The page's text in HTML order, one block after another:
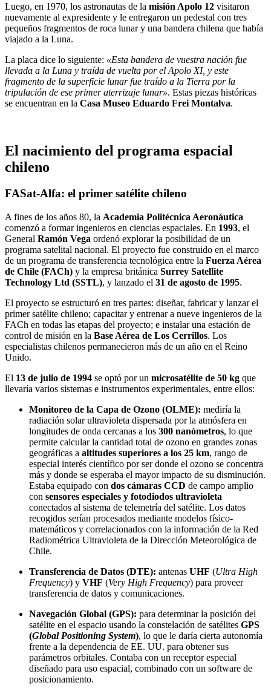
Luego, en 1970, los astronautas de la misión Apolo 12 visitaron
nuevamente al expresidente y le entregaron un pedestal con tres
pequeños fragmentos de roca lunar y una bandera chilena que había
viajado a la Luna.
La placa dice lo siguiente: «Esta bandera de vuestra nación fue
llevada a la Luna y traída de vuelta por el Apolo XI, y este
fragmento de la superficie lunar fue traído a la Tierra por la
tripulación de ese primer aterrizaje lunar». Estas piezas históricas
se encuentran en la Casa Museo Eduardo Frei Montalva.
El nacimiento del programa espacial
chileno
FASat-Alfa: el primer satélite chileno
A fines de los años 80, la Academia Politécnica Aeronáutica
comenzó a formar ingenieros en ciencias espaciales. En 1993, el
General Ramón Vega ordenó explorar la posibilidad de un
programa satelital nacional. El proyecto fue construido en el marco
de un programa de transferencia tecnológica entre la Fuerza Aérea
de Chile (FACh) y la empresa británica Surrey Satellite
Technology Ltd (SSTL), y lanzado el 31 de agosto de 1995.
El proyecto se estructuró en tres partes: diseñar, fabricar y lanzar el
primer satélite chileno; capacitar y entrenar a nueve ingenieros de la
FACh en todas las etapas del proyecto; e instalar una estación de
control de misión en la Base Aérea de Los Cerrillos. Los
especialistas chilenos permanecieron más de un año en el Reino
Unido.
El 13 de julio de 1994 se optó por un microsatélite de 50 kg que
llevaría varios sistemas e instrumentos experimentales, entre ellos:
Monitoreo de la Capa de Ozono (OLME): mediría la
radiación solar ultravioleta dispersada por la atmósfera en
longitudes de onda cercanas a los 300 nanómetros, lo que
permite calcular la cantidad total de ozono en grandes zonas
geográficas a altitudes superiores a los 25 km, rango de
especial interés científico por ser donde el ozono se concentra
más y donde se esperaba el mayor impacto de su disminución.
Estaba equipado con dos cámaras CCD de campo amplio
con sensores especiales y fotodiodos ultravioleta
conectados al sistema de telemetría del satélite. Los datos
recogidos serían procesados mediante modelos físico-
matemáticos y correlacionados con la información de la Red
Radiométrica Ultravioleta de la Dirección Meteorológica de
Chile.
Transferencia de Datos (DTE): antenas UHF (Ultra High
Frequency) y VHF (Very High Frequency) para proveer
transferencia de datos y comunicaciones.
Navegación Global (GPS): para determinar la posición del
satélite en el espacio usando la constelación de satélites GPS
(Global Positioning System), lo que le daría cierta autonomía
frente a la dependencia de EE. UU. para obtener sus
parámetros orbitales. Contaba con un receptor especial
diseñado para uso espacial, combinado con un software de
posicionamiento.